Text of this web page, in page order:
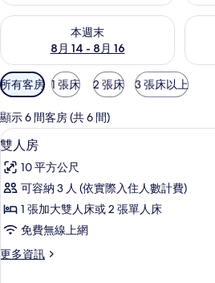
本週末
8月 14 - 8月 16
查看本週末 (8月 14 - 8月 16) 的供應情況
查看
可
用
的
客
房
篩
選
條
所有客房 1 張床 2 張床 3 張床以上
顯示 6 間客房 (共 6 間)
顯
示
雙
人
房
所
雙人
16
雙人房
10 平方公尺
可容納 3 人 (依實際入住人數計費)
1 張加大雙人床或 2 張單人床
免費無線上網
更多資訊
更